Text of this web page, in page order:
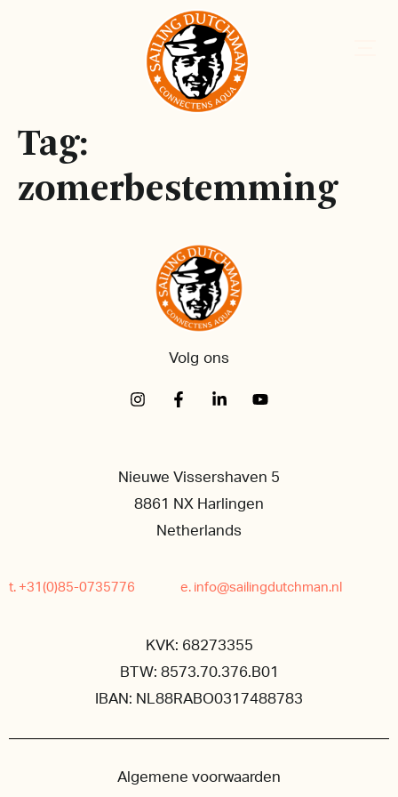
Tag:
zomerbestemming
Volg ons
Nieuwe Vissershaven 5
8861 NX Harlingen
Netherlands
t. +31(0)85-0735776 e. info@sailingdutchman.nl
KVK: 68273355
BTW: 8573.70.376.B01
IBAN: NL88RABO0317488783
Algemene voorwaarden